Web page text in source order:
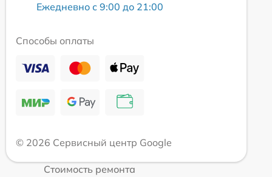
Ежедневно с 9:00 до 21:00
Способы оплаты
© 2026 Сервисный центр Google
Стоимость ремонта